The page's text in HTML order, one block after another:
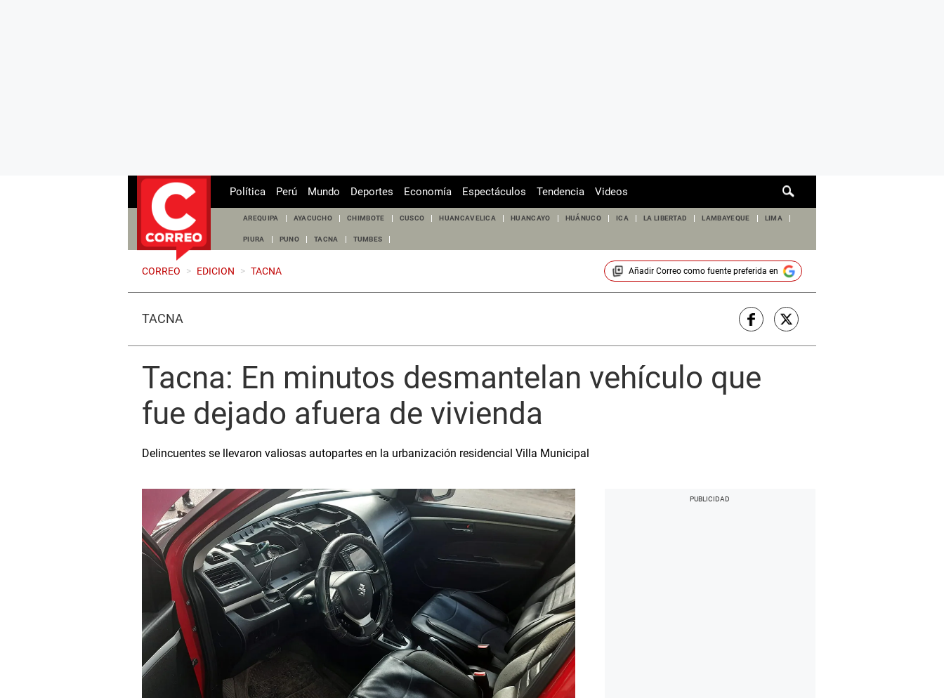
de
Política Perú Mundo Deportes Economía Espectáculos Tendencia Videos
AREQUIPA AYACUCHO CHIMBOTE CUSCO HUANCAVELICA HUANCAYO HUÁNUCO ICA LA LIBERTAD LAMBAYEQUE LIMA
PIURA PUNO TACNA TUMBES
CORREO > EDICION > TACNA Añadir Correocomo fuente preferida en
TACNA
Tacna: En minutos desmantelan vehículo que
fue dejado afuera de vivienda
Delincuentes se llevaron valiosas autopartes en la urbanización residencial Villa Municipal